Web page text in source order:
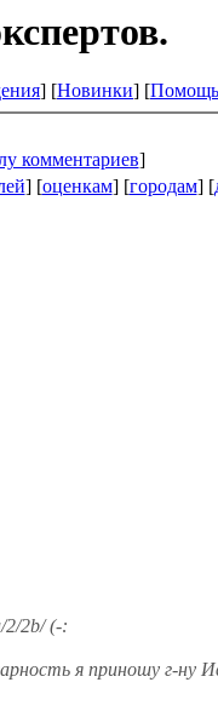
] [Новинки] [Помощь
комментариев]
] [оценкам] [городам] [
2/2b/ (-:
я приношу г-ну